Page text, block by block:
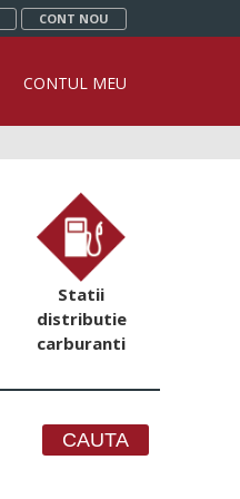
CONT NOU
CONTUL MEU
Statii
distributie
carburanti